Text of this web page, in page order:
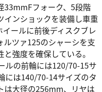
33mmFフォーク、5段階
インショックを装備し車重
ールに前後ディスクブレ
ルツァ125のシャーシを支
強度を確保している。
ルの前輪には120/70-15サ
には140/70-14サイズのタ
は大径の256mm、リヤは